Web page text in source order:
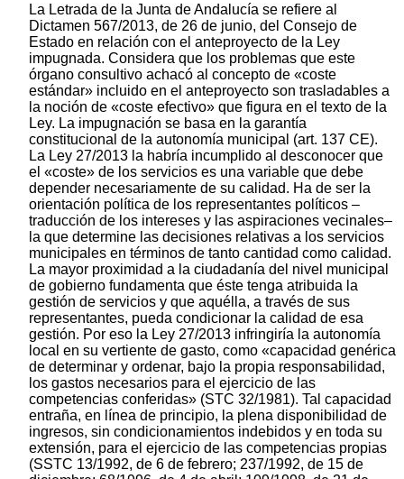
La Letrada de la Junta de Andalucía se refiere al
Dictamen 567/2013, de 26 de junio, del Consejo de
Estado en relación con el anteproyecto de la Ley
impugnada. Considera que los problemas que este
órgano consultivo achacó al concepto de «coste
estándar» incluido en el anteproyecto son trasladables a
la noción de «coste efectivo» que figura en el texto de la
Ley. La impugnación se basa en la garantía
constitucional de la autonomía municipal (art. 137 CE).
La Ley 27/2013 la habría incumplido al desconocer que
el «coste» de los servicios es una variable que debe
depender necesariamente de su calidad. Ha de ser la
orientación política de los representantes políticos –
traducción de los intereses y las aspiraciones vecinales–
la que determine las decisiones relativas a los servicios
municipales en términos de tanto cantidad como calidad.
La mayor proximidad a la ciudadanía del nivel municipal
de gobierno fundamenta que éste tenga atribuida la
gestión de servicios y que aquélla, a través de sus
representantes, pueda condicionar la calidad de esa
gestión. Por eso la Ley 27/2013 infringiría la autonomía
local en su vertiente de gasto, como «capacidad genérica
de determinar y ordenar, bajo la propia responsabilidad,
los gastos necesarios para el ejercicio de las
competencias conferidas» (STC 32/1981). Tal capacidad
entraña, en línea de principio, la plena disponibilidad de
ingresos, sin condicionamientos indebidos y en toda su
extensión, para el ejercicio de las competencias propias
(SSTC 13/1992, de 6 de febrero; 237/1992, de 15 de